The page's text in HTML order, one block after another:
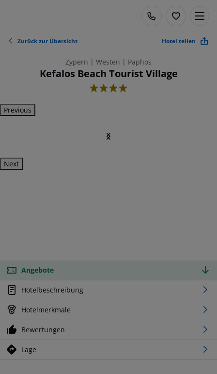
Zurück zur Übersicht Hotel teilen
Zypern | Westen | Paphos
Kefalos Beach Tourist Village
4
Previous
Next
Angebote
Hotelbeschreibung
Hotelmerkmale
Bewertungen
Lage